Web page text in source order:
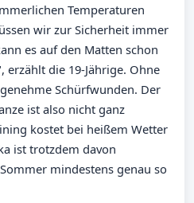
Temperaturen
wir zur Sicherheit immer
es auf den Matten schon
erzählt die 19-Jährige. Ohne
Schürfwunden. Der
ist also nicht ganz
kostet bei heißem Wetter
ist trotzdem davon
mindestens genau so